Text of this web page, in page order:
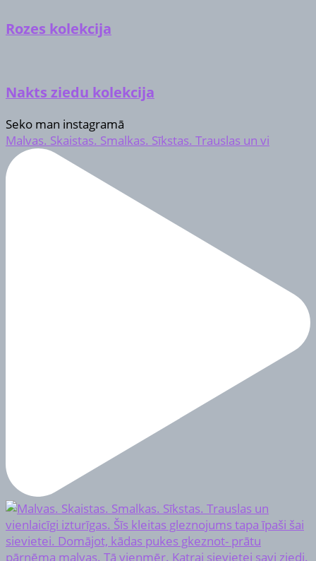
Rozes kolekcija
Nakts ziedu kolekcija
Seko man instagramā
Malvas. Skaistas. Smalkas. Sīkstas. Trauslas un vi